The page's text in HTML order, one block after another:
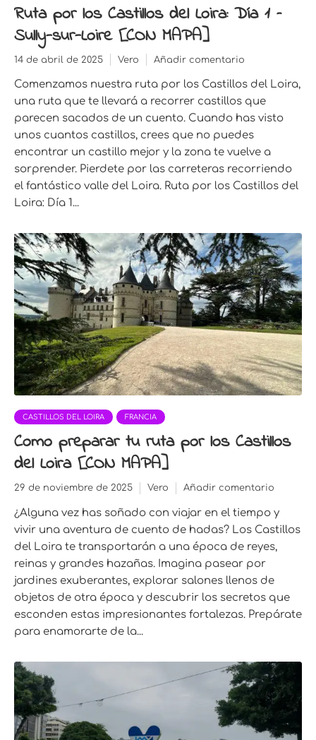
Ruta por los Castillos del Loira: Día 1 –
Sully-sur-Loire [CON MAPA]
14 de abril de 2025 Vero Añadir comentario
Comenzamos nuestra ruta por los Castillos del Loira,
una ruta que te llevará a recorrer castillos que
parecen sacados de un cuento. Cuando has visto
unos cuantos castillos, crees que no puedes
encontrar un castillo mejor y la zona te vuelve a
sorprender. Pierdete por las carreteras recorriendo
el fantástico valle del Loira. Ruta por los Castillos del
Loira: Día 1...
CASTILLOS DEL LOIRA FRANCIA
Como preparar tu ruta por los Castillos
del Loira [CON MAPA]
29 de noviembre de 2025 Vero Añadir comentario
¿Alguna vez has soñado con viajar en el tiempo y
vivir una aventura de cuento de hadas? Los Castillos
del Loira te transportarán a una época de reyes,
reinas y grandes hazañas. Imagina pasear por
jardines exuberantes, explorar salones llenos de
objetos de otra época y descubrir los secretos que
esconden estas impresionantes fortalezas. Prepárate
para enamorarte de la...